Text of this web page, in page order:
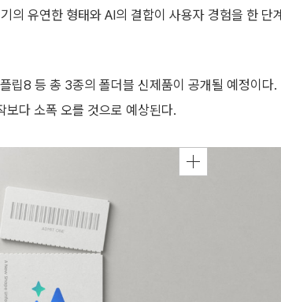
유연한 형태와 AI의 결합이 사용자 경험을 한 단계
립8 등 총 3종의 폴더블 신제품이 공개될 예정이다.
보다 소폭 오를 것으로 예상된다.